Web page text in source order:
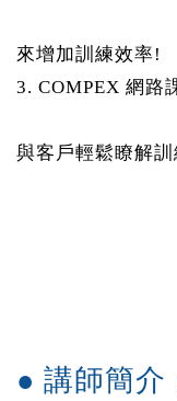
來增加訓練效率!
3. COMPEX 網路
與客戶輕鬆瞭解訓
● 講師簡介